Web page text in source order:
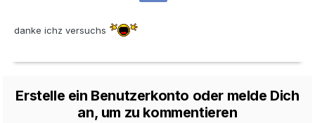
danke ichz versuchs
Erstelle ein Benutzerkonto oder melde Dich
an, um zu kommentieren